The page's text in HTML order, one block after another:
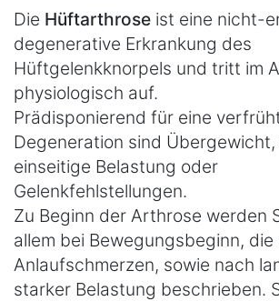
Die Hüftarthrose ist eine nicht-
degenerative Erkrankung des
Hüftgelenkknorpels und tritt im
physiologisch auf.
Prädisponierend für eine
Degeneration sind Übergewicht,
einseitige Belastung oder
Gelenkfehlstellungen.
Zu Beginn der Arthrose werden
allem bei Bewegungsbeginn,
Anlaufschmerzen, sowie nach
starker Belastung beschrieben.